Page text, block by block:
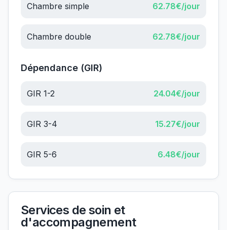
Chambre simple 62.78€/jour
Chambre double 62.78€/jour
Dépendance (GIR)
GIR 1-2 24.04€/jour
GIR 3-4 15.27€/jour
GIR 5-6 6.48€/jour
Services de soin et
d'accompagnement